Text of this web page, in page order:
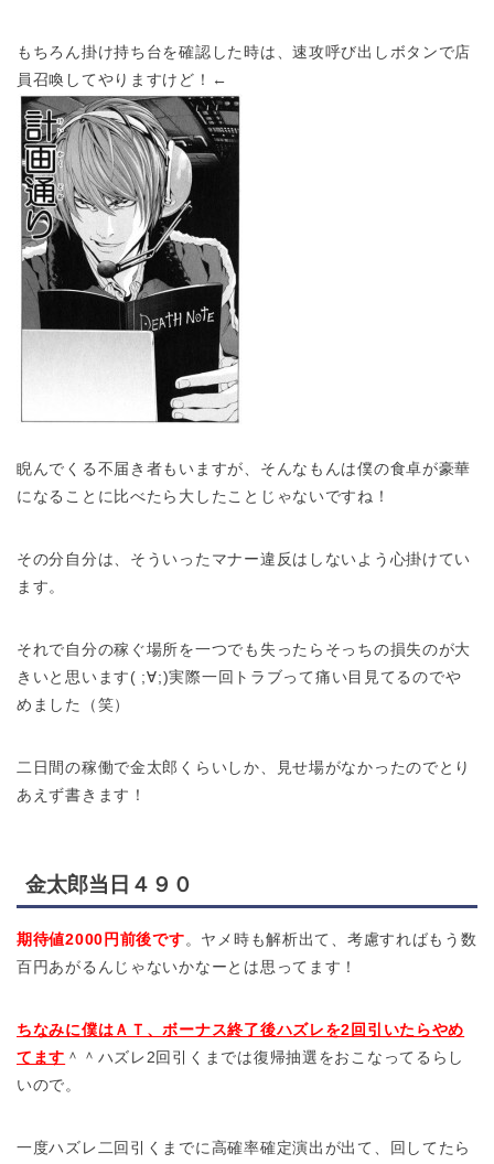
もちろん掛け持ち台を確認した時は、速攻呼び出しボタンで店
員召喚してやりますけど！←
睨んでくる不届き者もいますが、そんなもんは僕の食卓が豪華
になることに比べたら大したことじゃないですね！
その分自分は、そういったマナー違反はしないよう心掛けてい
ます。
それで自分の稼ぐ場所を一つでも失ったらそっちの損失のが大
きいと思います( ;∀;)実際一回トラブって痛い目見てるのでや
めました（笑）
二日間の稼働で金太郎くらいしか、見せ場がなかったのでとり
あえず書きます！
金太郎当日４９０
期待値2000円前後です。ヤメ時も解析出て、考慮すればもう数
百円あがるんじゃないかなーとは思ってます！
ちなみに僕はＡＴ、ボーナス終了後ハズレを2回引いたらやめ
てます ＾＾ハズレ2回引くまでは復帰抽選をおこなってるらし
いので。
一度ハズレ二回引くまでに高確率確定演出が出て、回してたら